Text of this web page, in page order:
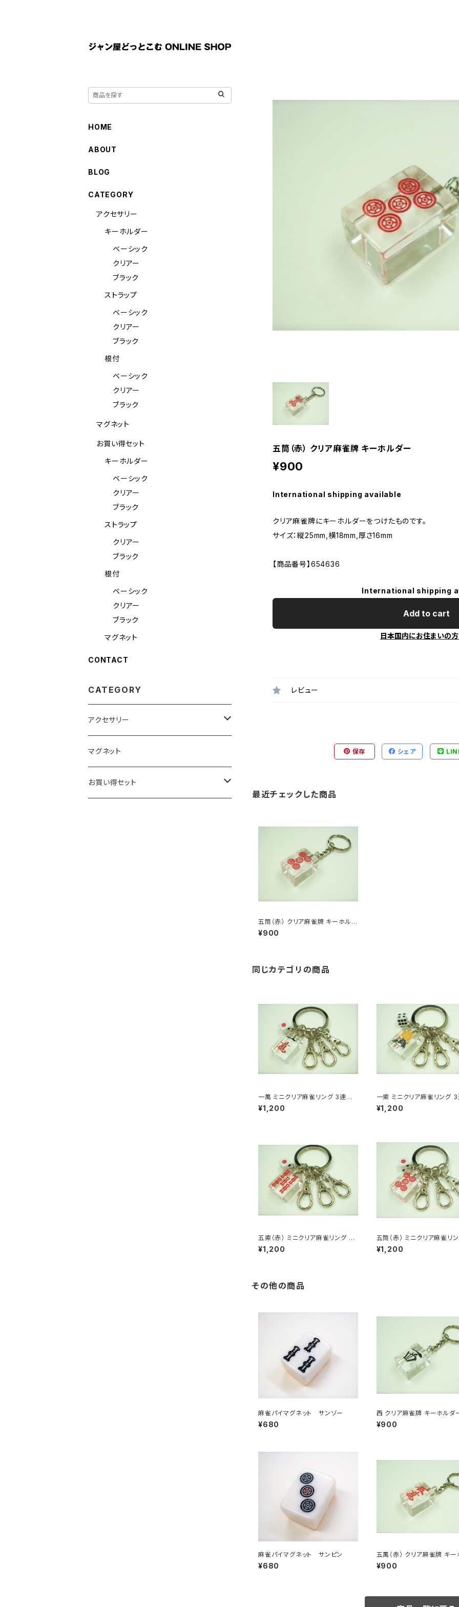
五筒（赤） クリア麻雀牌 キーホルダー
¥900
International shipping available
クリア麻雀牌にキーホルダーをつけたものです。
サイズ：縦25mm,横18mm,厚さ16mm
【商品番号】654636
International shipping
Add to cart
日本国内にお住まいの
レビュー
保存 シェア
最近チェックした商品
五筒（赤） クリア麻雀牌 キーホルダ
ー
¥900
同じカテゴリの商品
一萬 ミニクリア麻雀リング 3連キ
ーホルダー
¥1,200
一索 ミニクリア麻雀リング 3
ーホルダー
¥1,200
五索（赤） ミニクリア麻雀リング 3
連キーホルダー
¥1,200
五筒（赤） ミニクリア麻雀リ
連キーホルダー
¥1,200
その他の商品
麻雀パイマグネット サンゾー
¥680
西 クリア麻雀牌 キーホルダ
¥900
麻雀パイマグネット サンピン
¥680
五萬（赤） クリア麻雀牌 キー
ー
¥900
HOME
ABOUT
BLOG
CATEGORY
アクセサリー
キーホルダー
ベーシック
クリアー
ブラック
ストラップ
ベーシック
クリアー
ブラック
根付
ベーシック
クリアー
ブラック
マグネット
お買い得セット
キーホルダー
ベーシック
クリアー
ブラック
ストラップ
クリアー
ブラック
根付
ベーシック
クリアー
ブラック
マグネット
CONTACT
CATEGORY
アクセサリー
キーホルダー
ベーシック
ストラップ
マグネット
お買い得セット